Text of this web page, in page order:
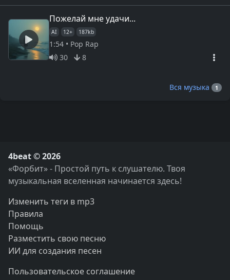
Пожелай мне удачи...
AI 12+ 187kb
1:54 • Pop Rap
30
8
Вся музыка 1
4beat © 2026
«Форбит» - Простой путь к слушателю. Твоя
музыкальная вселенная начинается здесь!
Изменить теги в mp3
Правила
Помощь
Разместить свою песню
ИИ для создания песен
Пользовательское соглашение